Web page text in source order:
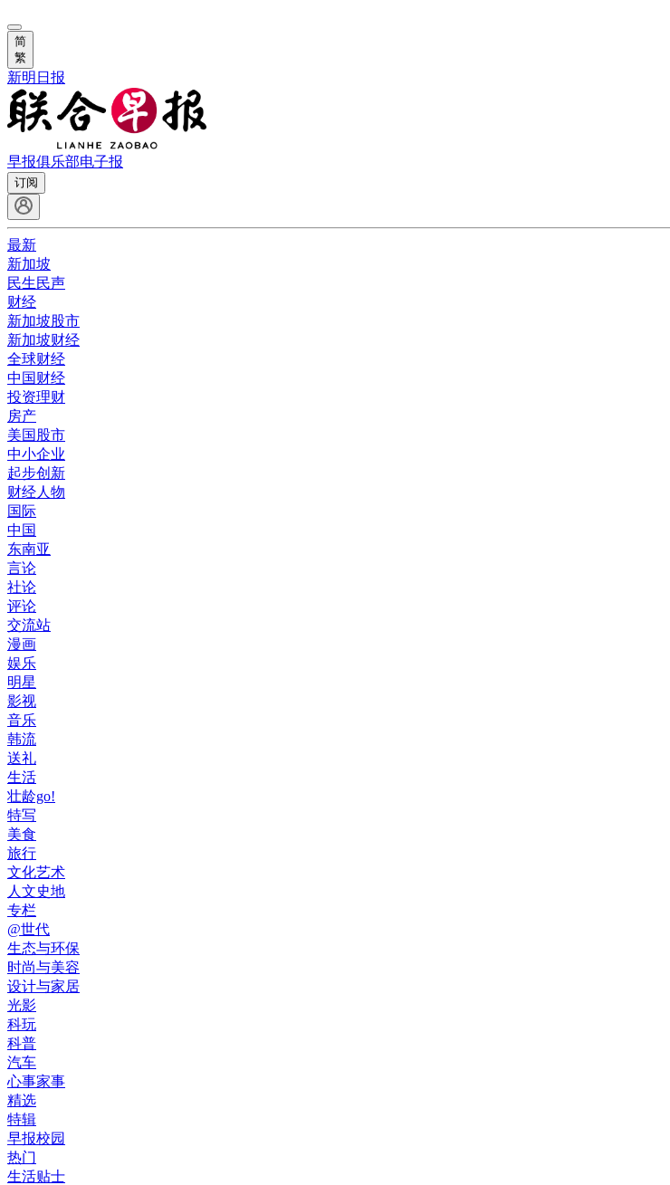
简
繁
新明日报
早报俱乐部电子报
订阅
最新
新加坡
民生民声
财经
新加坡股市
新加坡财经
全球财经
中国财经
投资理财
房产
美国股市
中小企业
起步创新
财经人物
国际
中国
东南亚
言论
社论
评论
交流站
漫画
娱乐
明星
影视
音乐
韩流
送礼
生活
壮龄go!
特写
美食
旅行
文化艺术
人文史地
专栏
@世代
生态与环保
时尚与美容
设计与家居
光影
科玩
科普
汽车
心事家事
精选
特辑
早报校园
热门
生活贴士